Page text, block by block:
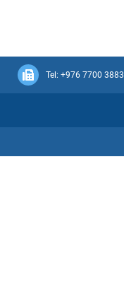
Tel: +976 7700 3883